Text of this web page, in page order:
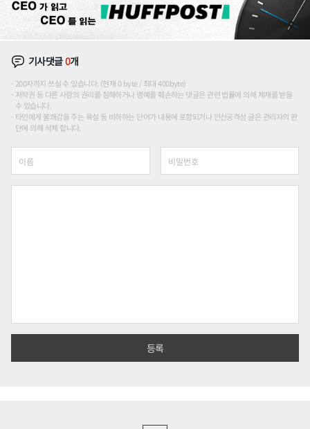
기사댓글0개
200자까지 쓰실 수 있습니다. (현재 0 byte / 최대 400byte)
저작권 등 다른 사람의 권리를 침해하거나 명예를 훼손하는 댓글은 관련 법률에 의해 제재를 받을
수 있습니다.
타인에게 불쾌감을 주는 욕설 등 비하하는 단어가 내용에 포함되거나 인신공격성 글은 관리자의 판
단에 의해 삭제 합니다.